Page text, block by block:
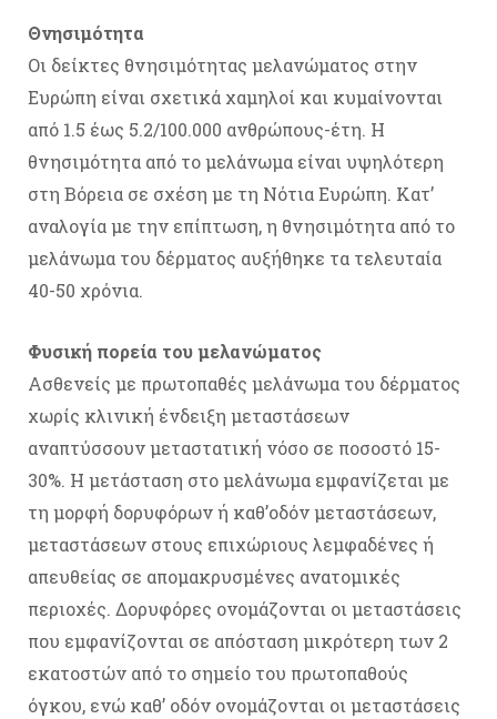
Θνησιμότητα
Οι δείκτες θνησιμότητας μελανώματος στην
Ευρώπη είναι σχετικά χαμηλοί και κυμαίνονται
από 1.5 έως 5.2/100.000 ανθρώπους-έτη. Η
θνησιμότητα από το μελάνωμα είναι υψηλότερη
στη Βόρεια σε σχέση με τη Νότια Ευρώπη. Κατ’
αναλογία με την επίπτωση, η θνησιμότητα από το
μελάνωμα του δέρματος αυξήθηκε τα τελευταία
40-50 χρόνια.
Φυσική πορεία του μελανώματος
Ασθενείς με πρωτοπαθές μελάνωμα του δέρματος
χωρίς κλινική ένδειξη μεταστάσεων
αναπτύσσουν μεταστατική νόσο σε ποσοστό 15-
30%. Η μετάσταση στο μελάνωμα εμφανίζεται με
τη μορφή δορυφόρων ή καθ’οδόν μεταστάσεων,
μεταστάσεων στους επιχώριους λεμφαδένες ή
απευθείας σε απομακρυσμένες ανατομικές
περιοχές. Δορυφόρες ονομάζονται οι μεταστάσεις
που εμφανίζονται σε απόσταση μικρότερη των 2
εκατοστών από το σημείο του πρωτοπαθούς
όγκου, ενώ καθ’ οδόν ονομάζονται οι μεταστάσεις